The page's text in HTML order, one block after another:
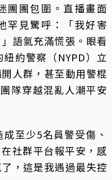
團團包圍。直播畫面
罕見驚呼：「我好害
語氣充滿慌張。眼看
約警察（NYPD）立
人群，甚至動用警棍
隊穿越混亂人潮平安
至少5名員警受傷、
社群平台報平安，感
，這是我遇過最失控